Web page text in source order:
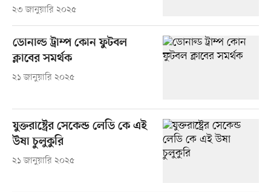
২৩ জানুয়ারি ২০২৫
ডোনাল্ড ট্রাম্প কোন ফুটবল
ক্লাবের সমর্থক
২১ জানুয়ারি ২০২৫
যুক্তরাষ্ট্রের সেকেন্ড লেডি কে এই
উষা চুলুকুরি
২১ জানুয়ারি ২০২৫